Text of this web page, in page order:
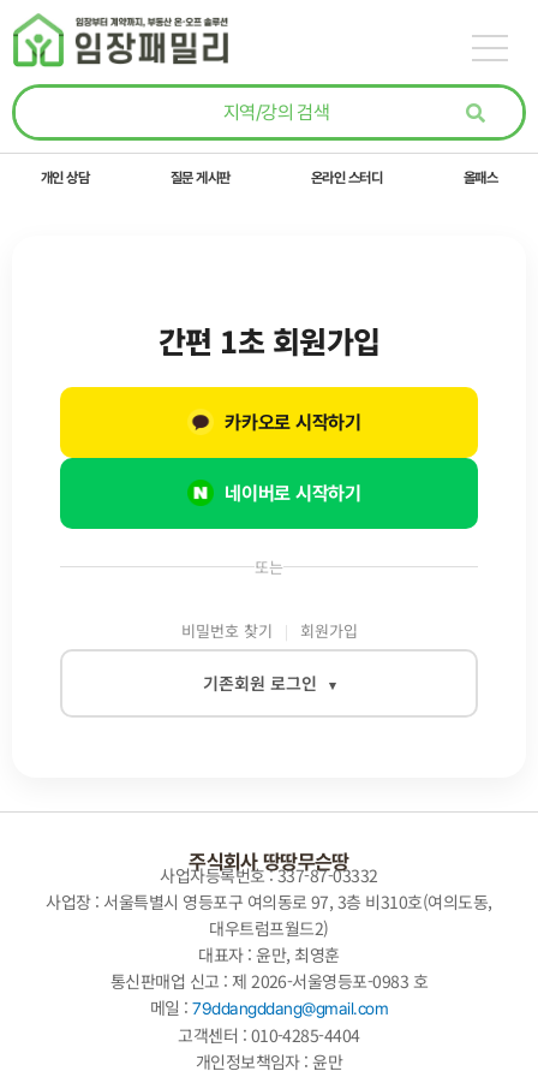
콘텐츠로
건너뛰기
개인 상담 질문 게시판 온라인 스터디 올패스
또는
비밀번호 찾기 회원가입
기존회원 로그인 ▾
로그인
간편 1초 회원가입
네이버로 시작하기
카카오로 시작하기
주식회사 땅땅무슨땅
사업자등록번호 : 337-87-03332
사업장 : 서울특별시 영등포구 여의동로 97, 3층 비310호(여의도동,
대우트럼프월드2)
대표자 : 윤만, 최영훈
통신판매업 신고 : 제 2026-서울영등포-0983 호
메일 :79ddangddang@gmail.com
고객센터 : 010-4285-4404
개인정보책임자 : 윤만